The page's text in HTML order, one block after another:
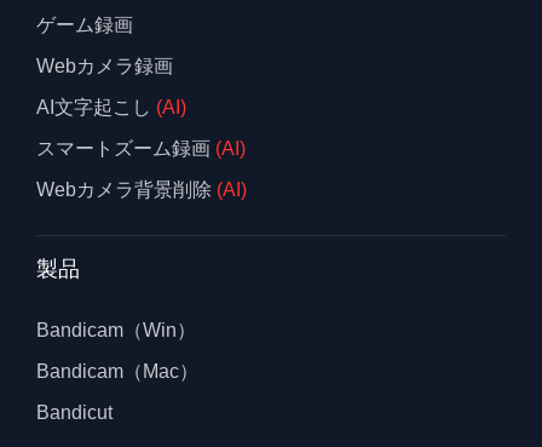
ゲーム録画
Webカメラ録画
AI文字起こし (AI)
スマートズーム録画 (AI)
Webカメラ背景削除 (AI)
製品
Bandicam（Win）
Bandicam（Mac）
Bandicut